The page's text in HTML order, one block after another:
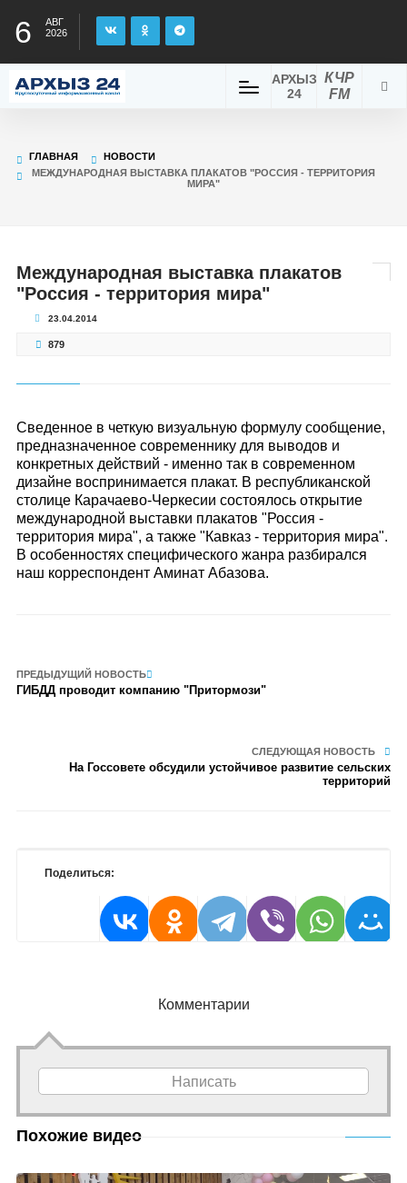
6
АВГ
2026
КЧР
FM
АРХЫЗ
24
ГЛАВНАЯ
НОВОСТИ
МЕЖДУНАРОДНАЯ ВЫСТАВКА ПЛАКАТОВ "РОССИЯ - ТЕРРИТОРИЯ
МИРА"
Международная выставка плакатов
"Россия - территория мира"
23.04.2014
879
Сведенное в четкую визуальную формулу сообщение,
предназначенное современнику для выводов и
конкретных действий - именно так в современном
дизайне воспринимается плакат. В республиканской
столице Карачаево-Черкесии состоялось открытие
международной выставки плакатов "Россия -
территория мира", а также "Кавказ - территория мира".
В особенностях специфического жанра разбирался
наш корреспондент Аминат Абазова.
ПРЕДЫДУЩИЙ НОВОСТЬ
ГИБДД проводит компанию "Притормози"
СЛЕДУЮЩАЯ НОВОСТЬ
На Госсовете обсудили устойчивое развитие сельских
территорий
Поделиться:
Комментарии
Написать
Похожие видео